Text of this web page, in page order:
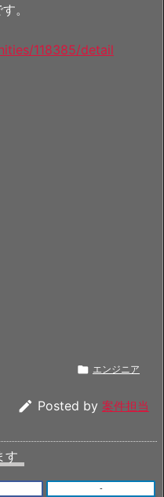
。
118385/detail
 エンジニア
 Posted by 案件担当
す
-